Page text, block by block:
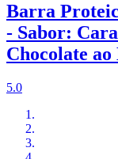
Barra
- Sabor:
Chocolate ao
5.0